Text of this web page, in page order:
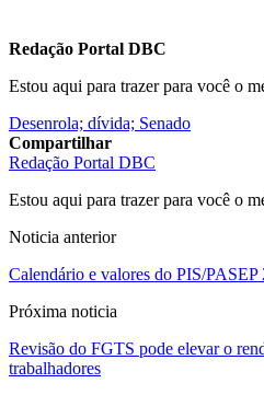
Redação Portal DBC
Estou aqui para trazer para você o
Desenrola; dívida; Senado
Compartilhar
Redação Portal DBC
Estou aqui para trazer para você o
Noticia anterior
Calendário e valores do PIS/
Próxima noticia
Revisão do FGTS pode elevar o
trabalhadores